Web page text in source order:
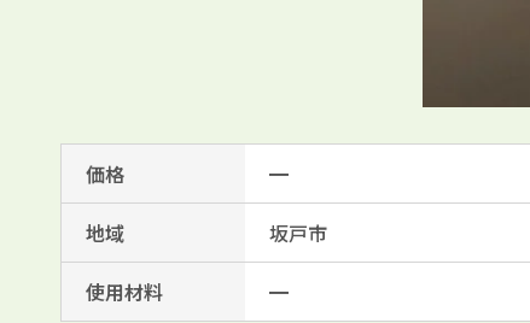
価格 ━
地域 坂戸市
使用材料
━